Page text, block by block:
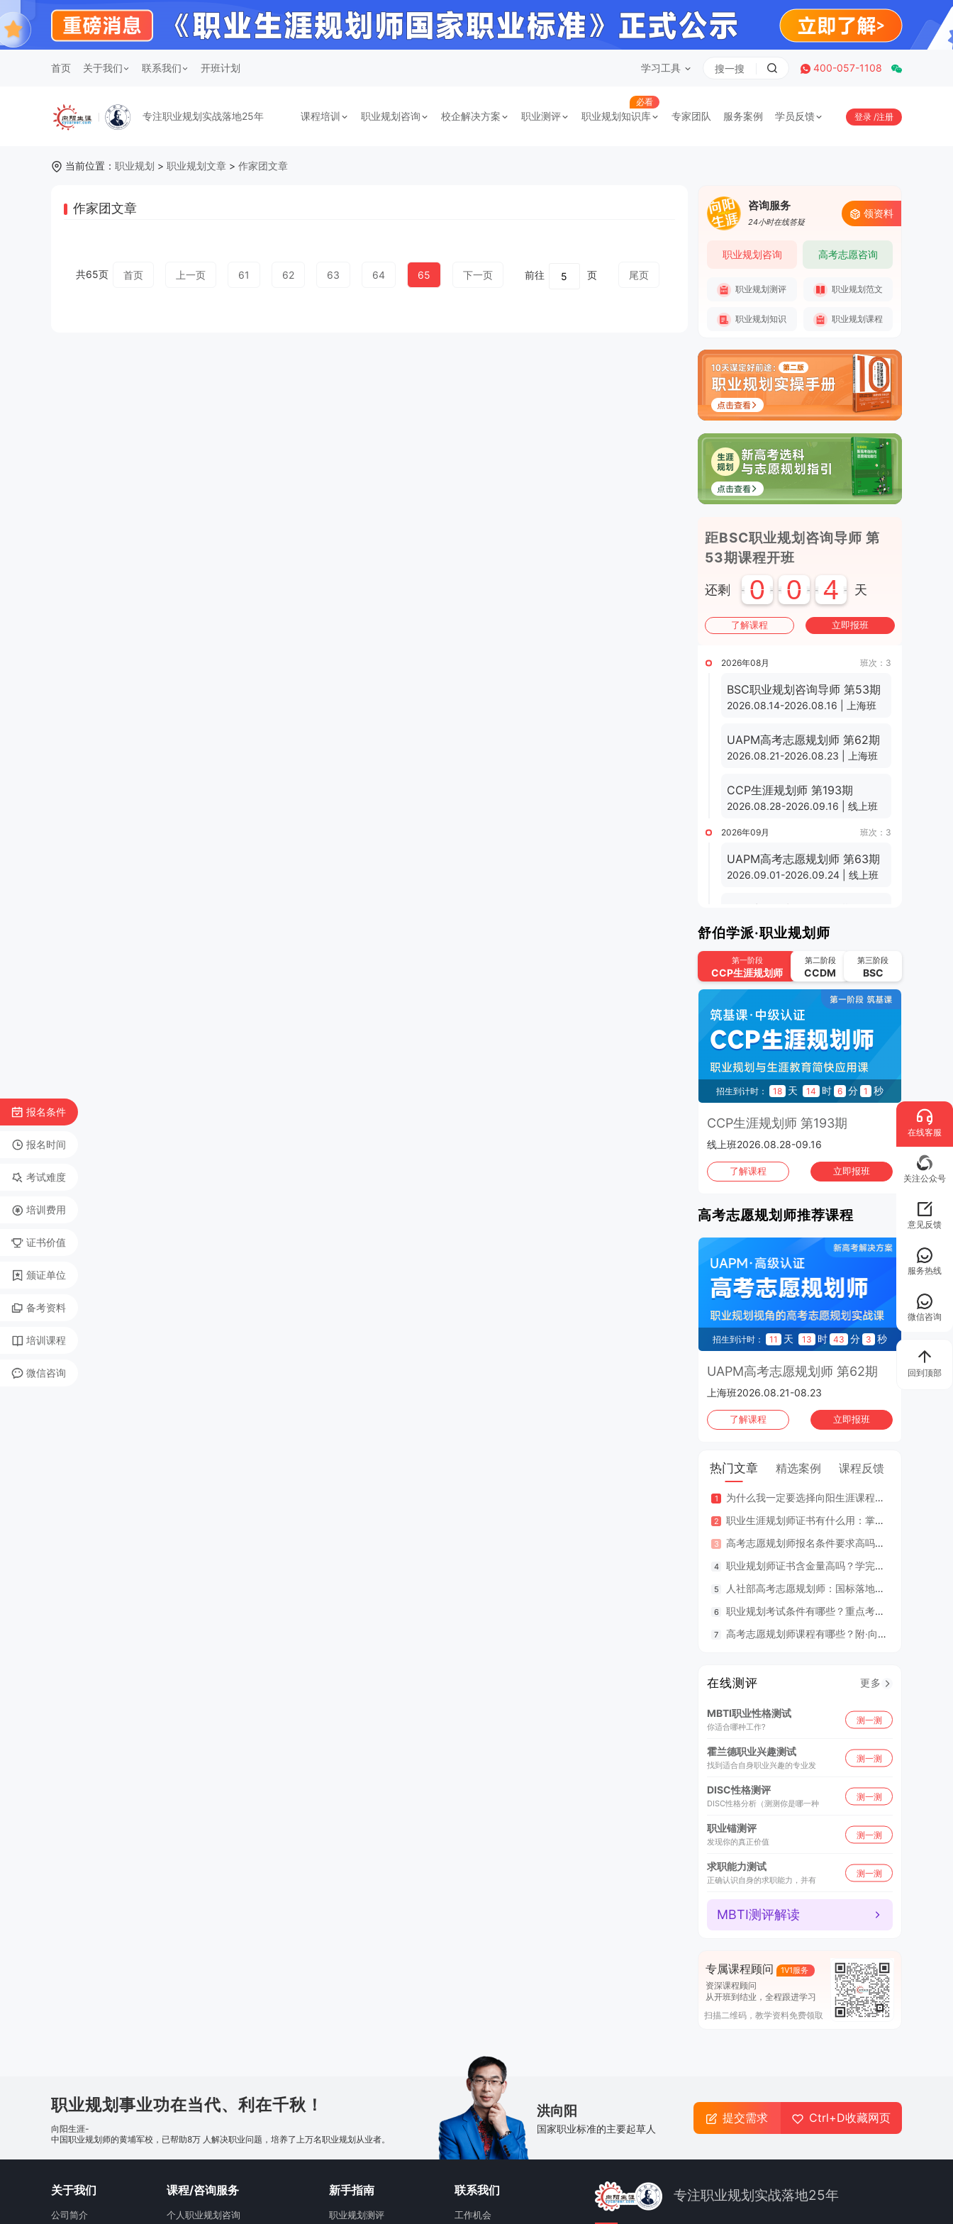
首页 关于我们 联系我们 开班计划 学习工具 400-057-1108
专注职业规划实战落地25年 课程培训 职业规划咨询 校企解决方案 职业测评
必看
职业规划知识库 专家团队 服务案例 学员反馈 登录 /注册
当前位置： 职业规划 > 职业规划文章 > 作家团文章
作家团文章
共65页 首页 上一页 61 62 63 64 65 下一页 前往 页 尾页
咨询服务
24小时在线答疑
领资料
职业规划咨询 高考志愿咨询
职业规划测评 职业规划范文
职业规划知识 职业规划课程
距BSC职业规划咨询导师 第
53期课程开班
还剩 0 0 4 天
了解课程 立即报班
班次：3
2026年08月
BSC职业规划咨询导师 第53期
2026.08.14-2026.08.16 | 上海班
UAPM高考志愿规划师 第62期
2026.08.21-2026.08.23 | 上海班
CCP生涯规划师 第193期
2026.08.28-2026.09.16 | 线上班
班次：3
2026年09月
UAPM高考志愿规划师 第63期
2026.09.01-2026.09.24 | 线上班
2026.09.11-2026.09.30 | 线上班
UAPM高考志愿规划师 第64期
2026.09.22-2026.10.15 | 线上班
班次：4
CCP生涯规划师 第195期
2026.10.02-2026.10.21 | 线上班
UAPM高考志愿规划师 第65期
2026.10.13-2026.11.05 | 线上班
CCP生涯规划师 第196期
2026.10.16-2026.11.04 | 线上班
CCP生涯规划师 第197期
舒伯学派·职业规划师
第一阶段
CCP生涯规划师
第二阶段
CCDM
第三阶段
BSC
招生到计时： 18 天 14 时 6 分 0 秒
CCP生涯规划师 第193期
线上班2026.08.28-09.16
了解课程 立即报班
高考志愿规划师推荐课程
招生到计时： 11 天 13 时 43 分 2 秒
UAPM高考志愿规划师 第62期
上海班2026.08.21-08.23
了解课程 立即报班
热门文章 精选案例 课程反馈
为什么我一定要选择向阳生涯课程体系？七大核心理由
职业生涯规划师证书有什么用：掌握专业知识与技能，助人也助己！
高考志愿规划师报名条件要求高吗？专业认证在哪里考？
职业规划师证书含金量高吗？学完好找工作吗？
人社部高考志愿规划师：国标落地，从业标准更明确，持证执业不可少
职业规划考试条件有哪些？重点考什么？
高考志愿规划师课程有哪些？附·向阳生涯26年UAPM课程开班计划表
在线测评 更多
MBTI职业性格测试
你适合哪种工作?
测一测
霍兰德职业兴趣测试
找到适合自身职业兴趣的专业发
测一测
DISC性格测评
DISC性格分析（测测你是哪一种
测一测
职业锚测评
发现你的真正价值
测一测
求职能力测试
正确认识自身的求职能力，并有
测一测
MBTI测评解读
专属课程顾问 1V1服务
资深课程顾问
从开班到结业，全程跟进学习
扫描二维码，教学资料免费领取
报名条件
报名时间
考试难度
培训费用
证书价值
颁证单位
备考资料
培训课程
微信咨询
职业规划事业功在当代、利在千秋！
向阳生涯-
中国职业规划师的黄埔军校，已帮助8万 人解决职业问题，培养了上万名职业规划从业者。
洪向阳
国家职业标准的主要起草人
提交需求 Ctrl+D收藏网页
关于我们
公司简介
课程/咨询服务
个人职业规划咨询
新手指南
职业规划测评
联系我们
工作机会
专注职业规划实战落地25年
在线客服
关注公众号
意见反馈
服务热线
微信咨询
回到顶部